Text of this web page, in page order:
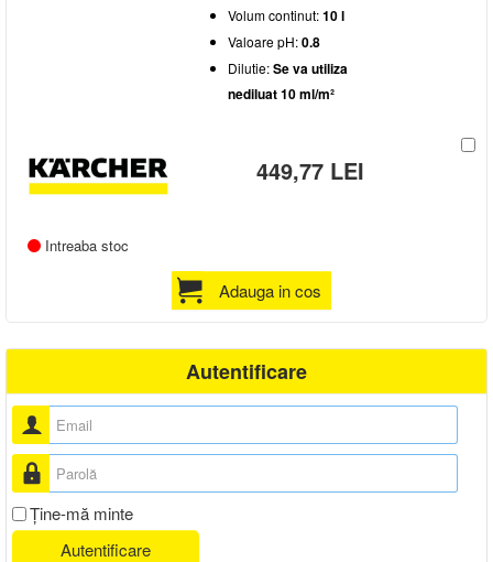
Lemn, Pardoseli lemn(14)
Piatra, Fatade, Pardoseli dure(46)
Rezervoare, Containere(29)
Dedurizare apa
Cristalizare (intarire)
Volum continut:10 l
Valoare pH:0.8
Dilutie:Se va utiliza
nediluat 10 ml/m²
449,77 LEI
Intreaba stoc
Adauga in cos
Autentificare
Nume utilizator
Parolă
Ţine-mă minte
Autentificare